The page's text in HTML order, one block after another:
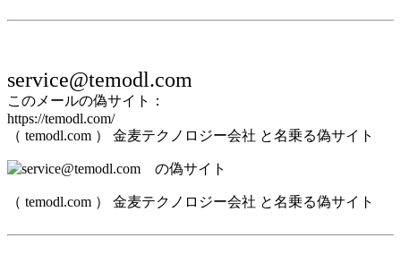
service@temodl.com
このメールの偽サイト：
https://temodl.com/
（ temodl.com ） 金麦テクノロジー会社 と名乗る偽サイト
（ temodl.com ） 金麦テクノロジー会社 と名乗る偽サイト